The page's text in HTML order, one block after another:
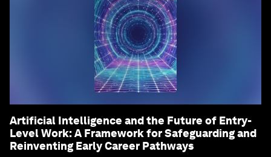
Artificial Intelligence and the Future of Entry-
Level Work: A Framework for Safeguarding and
Reinventing Early Career Pathways